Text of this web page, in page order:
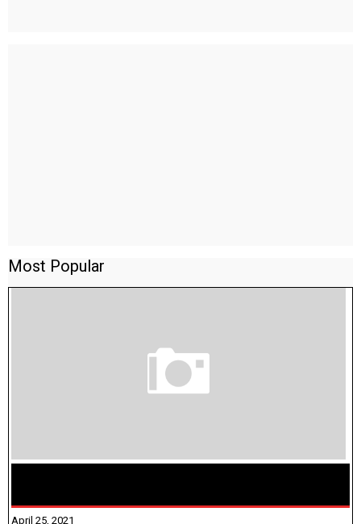
Most Popular
April 25, 2021